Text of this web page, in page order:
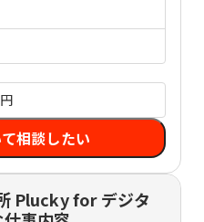
相談したい
Plucky for デジタ